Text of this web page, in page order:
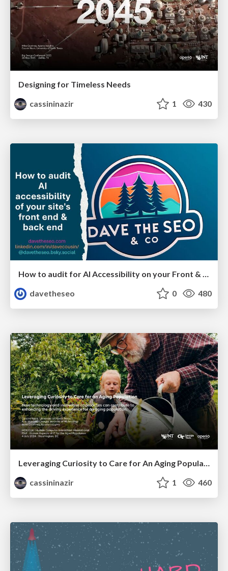
Designing for Timeless Needs
cassininazir
1 430
davetheseo
0 480
Leveraging Curiosity to Care for An Aging Population
cassininazir
1 460